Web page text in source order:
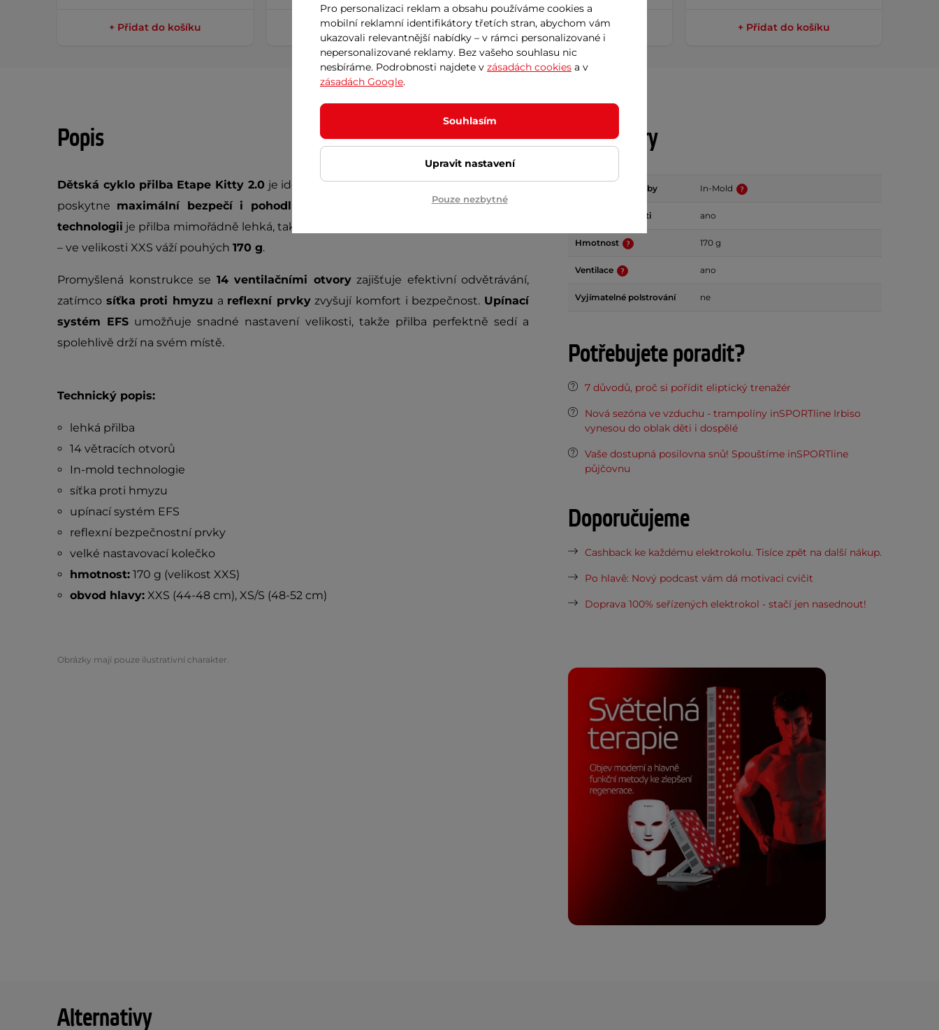
+ Přidat do košíku + Přidat do košíku + Přidat do košíku + Přidat do košíku
Popis
Dětská cyklo přilba Etape Kitty 2.0je ideální volbou pro nejmenší cyklisty, kterým
poskytne maximální bezpečí i pohodlí při každé jízdě. Díky moderníIn-mold
technologii je přilba mimořádně lehká, takže zbytečně nezatěžuje krční páteř dítěte
– ve velikosti XXS váží pouhých 170 g.
Promyšlená konstrukce se 14 ventilačními otvoryzajišťuje efektivní odvětrávání,
zatímco síťka proti hmyzu a reflexní prvkyzvyšují komfort i bezpečnost. Upínací
systém EFS umožňuje snadné nastavení velikosti, takže přilba perfektně sedí a
spolehlivě drží na svém místě.
Technický popis:
lehká přilba
14 větracích otvorů
In-mold technologie
síťka proti hmyzu
upínací systém EFS
reflexní bezpečnostní prvky
velké nastavovací kolečko
hmotnost:170 g (velikost XXS)
obvod hlavy:XXS (44-48 cm), XS/S (48-52 cm)
Obrázky mají pouze ilustrativní charakter.
Parametry
Technologie výroby In-Mold
Regulace velikosti ano
Hmotnost 170 g
Ventilace ano
Vyjímatelné polstrování ne
Potřebujete poradit?
7 důvodů, proč si pořídit eliptický trenažér
Nová sezóna ve vzduchu - trampolíny inSPORTline Irbiso
vynesou do oblak děti i dospělé
Vaše dostupná posilovna snů! Spouštíme inSPORTline
půjčovnu
Doporučujeme
Cashback ke každému elektrokolu. Tisíce zpět na další nákup.
Po hlavě: Nový podcast vám dá motivaci cvičit
Doprava 100% seřízených elektrokol - stačí jen nasednout!
Alternativy
Pro personalizaci reklam a obsahu používáme cookies a
mobilní reklamní identifikátory třetích stran, abychom vám
ukazovali relevantnější nabídky – v rámci personalizované i
nepersonalizované reklamy. Bez vašeho souhlasu nic
nesbíráme. Podrobnosti najdete v zásadách cookies a v
zásadách Google.
Souhlasím
Upravit nastavení
Pouze nezbytné